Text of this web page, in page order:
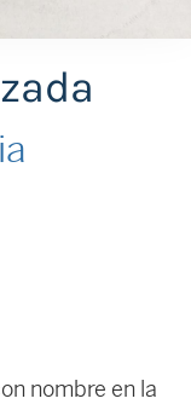
nombre en la